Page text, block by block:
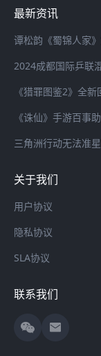
最新资讯
谭松韵《蜀锦人家
《猎罪图鉴2》全
三角洲行动无法准
关于我们
用户协议
隐私协议
SLA协议
联系我们